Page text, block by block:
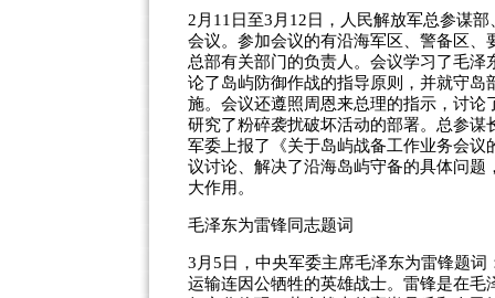
2月11日至3月12日，人民解放军总参谋
会议。参加会议的有沿海军区、警备区
总部有关部门的负责人。会议学习了毛
论了岛屿防御作战的指导原则，并就守
施。会议还遵照周恩来总理的指示，讨
研究了粉碎袭扰破坏活动的部署。总参
军委上报了《关于岛屿战备工作业务会
议讨论、解决了沿海岛屿守备的具体问
大作用。
毛泽东为雷锋同志题词
3月5日，中央军委主席毛泽东为雷锋题
运输连因公牺牲的英雄战士。雷锋是在